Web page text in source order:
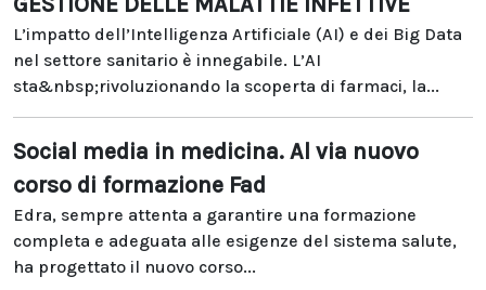
L’impatto dell’Intelligenza Artificiale (AI) e dei Big Data
nel settore sanitario è innegabile. L’AI
sta&nbsp;rivoluzionando la scoperta di farmaci, la...
Social media in medicina. Al via nuovo
corso di formazione Fad
Edra, sempre attenta a garantire una formazione
completa e adeguata alle esigenze del sistema salute,
ha progettato il nuovo corso...